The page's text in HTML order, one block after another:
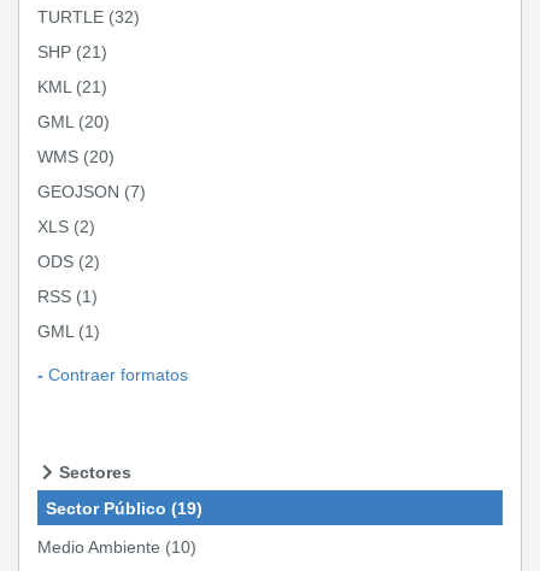
TURTLE (32)
SHP (21)
KML (21)
GML (20)
WMS (20)
GEOJSON (7)
XLS (2)
ODS (2)
RSS (1)
GML (1)
Contraer formatos
Sectores
Sector Público (19)
Medio Ambiente (10)